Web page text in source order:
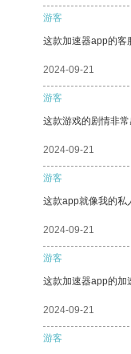
游客
这款加速器app的客
2024-09-21
游客
这款游戏的剧情非常
2024-09-21
游客
这款app就像我的私
2024-09-21
游客
这款加速器app的加
2024-09-21
游客